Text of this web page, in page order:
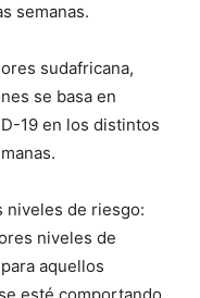
semanas.
sudafricana,
se basa en
19 en los distintos
niveles de riesgo:
niveles de
aquellos